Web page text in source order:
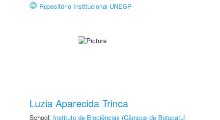
Repositório Institucional UNESP
Luzia Aparecida Trinca
School: Instituto de Biociências (Câmpus de Botucatu)